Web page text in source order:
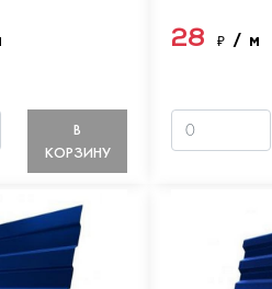
В
КОРЗИНУ
28₽/ м